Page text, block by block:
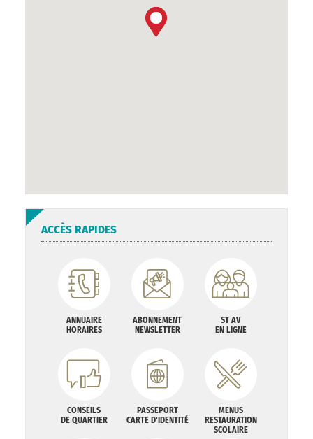
ACCÈS RAPIDES
ANNUAIRE
HORAIRES
ABONNEMENT
NEWSLETTER
ST AV
EN LIGNE
CONSEILS
DE QUARTIER
PASSEPORT
CARTE D'IDENTITÉ
MENUS
RESTAURATION
SCOLAIRE